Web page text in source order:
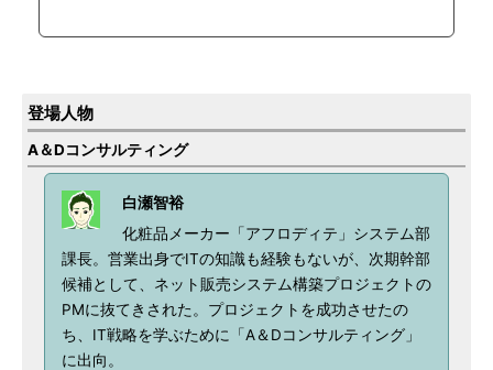
登場人物
A＆Dコンサルティング
白瀬智裕
化粧品メーカー「アフロディテ」システム部
課長。営業出身でITの知識も経験もないが、次期幹部
候補として、ネット販売システム構築プロジェクトの
PMに抜てきされた。プロジェクトを成功させたの
ち、IT戦略を学ぶために「A＆Dコンサルティング」
に出向。